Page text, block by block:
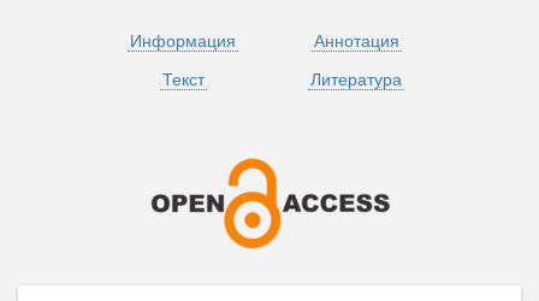
Информация
Аннотация
Текст
Литература